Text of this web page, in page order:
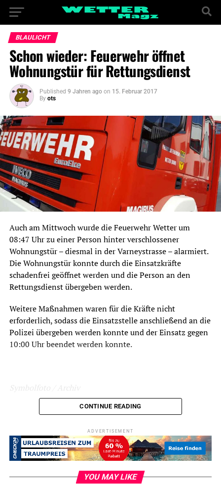
BLAULICHT
Schon wieder: Feuerwehr öffnet
Wohnungstür für Rettungsdienst
Published 9 Jahren ago on 15. Februar 2017
By ots
Auch am Mittwoch wurde die Feuerwehr Wetter um
08:47 Uhr zu einer Person hinter verschlossener
Wohnungstür – diesmal in der Varneystrasse – alarmiert.
Die Wohnungstür konnte durch die Einsatzkräfte
schadenfrei geöffnet werden und die Person an den
Rettungsdienst übergeben werden.
Weitere Maßnahmen waren für die Kräfte nicht
erforderlich, sodass die Einsatzstelle anschließend an die
Polizei übergeben werden konnte und der Einsatz gegen
10:00 Uhr beendet werden konnte.
Symbolfoto / Archiv
ADVERTISEMENT
RELATED TOPICS: BLAULICHT FEUERWEHR NEWS
CONTINUE READING
ADVERTISEMENT
YOU MAY LIKE